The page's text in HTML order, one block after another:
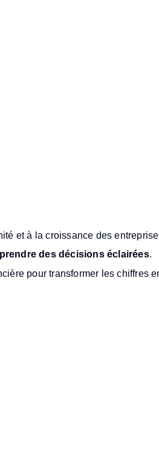
et à la croissance des
prendre des décisions éclairées.
pour transformer les chiffres